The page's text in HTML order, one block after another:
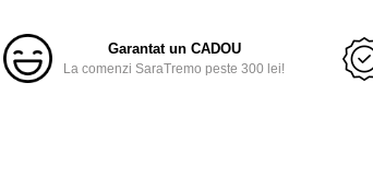
Garantat un CADOU
La comenzi SaraTremo peste 300 lei!